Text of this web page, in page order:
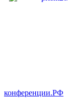
конференции.РФ